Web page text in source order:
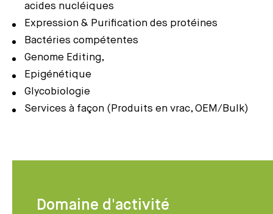
acides nucléiques
Expression & Purification des protéines
Bactéries compétentes
Genome Editing,
Epigénétique
Glycobiologie
Services à façon (Produits en vrac, OEM/Bulk)
Domaine d'activité